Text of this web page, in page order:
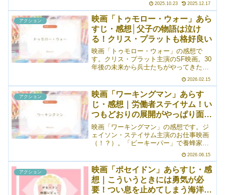
気でとても格好良かったです。これを観
たら、タバコに憧れてしまう……。そん
な作品。1997年のアメリカでは、マンハ
ッタンが囚人たちを収監する大きな監獄
と化している。そこに囚われの身となっ
た大統領を助けに、元特殊部隊の男が向
かう――というお話。はー、格好良い！
2025.10.23 2025.12.17
アクション
映画「トゥモロー・ウォー」あら
すじ・感想│父子の物語は泣け
る！クリス・プラットも格好良い
映画「トゥモロー・ウォー」の感想で
す。クリス・プラット主演のSF映画。30
年後の未来から兵士たちがやってきたこ
り、現代人たちが未来で戦争をすること
になるお話（ざっくり）。一般人が徴兵
され、たいした訓練も受けられず前線に
送られるのとかめちゃくちゃ怖い。こう
いう物語に必ずと言っていいほどついて
くるのがタイムパラドックスの問題だと
思いますが、その辺もクリアしていまし
た。すごい。
2026.02.15
アクション
映画「ワーキングマン」あらす
じ・感想｜労働者ステイサム！い
つもどおりの展開がやっぱり面白
い！
映画「ワーキングマン」の感想です。ジ
ェイソン・ステイサム主演のお仕事映画
（！？）。「ビーキーパー」で養蜂家に
（厳密には建築現場の監督）！家族のよ
うに付き合っている社長のひとり娘がさ
らわれたので、敵をボッコボコにしなが
ら取り返しに行くお話。「そこまでしな
くても……ええんちゃう……？」ぐら
2026.06.15
アクション
映画「ポセイドン」あらすじ・感
想｜こういうときには勇気が必
要！つい息を止めてしまう海洋パ